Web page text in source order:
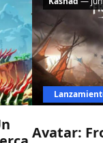
Avatar: